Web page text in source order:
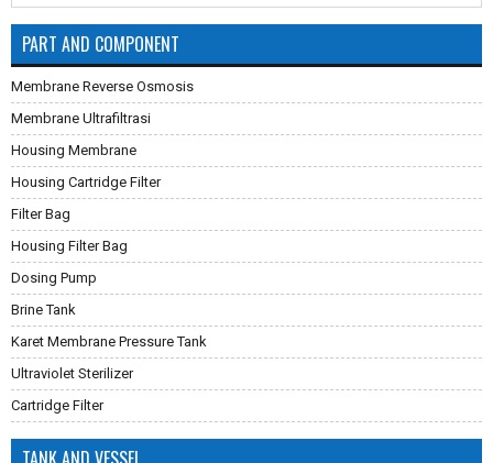
PART AND COMPONENT
Membrane Reverse Osmosis
Membrane Ultrafiltrasi
Housing Membrane
Housing Cartridge Filter
Filter Bag
Housing Filter Bag
Dosing Pump
Brine Tank
Karet Membrane Pressure Tank
Ultraviolet Sterilizer
Cartridge Filter